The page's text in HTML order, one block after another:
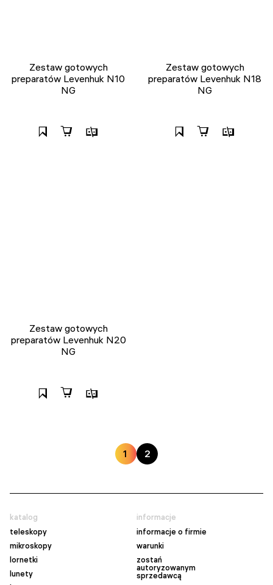
Zestaw gotowych
preparatów Levenhuk N10
NG
Zestaw gotowych
preparatów Levenhuk N18
NG
Zestaw gotowych
preparatów Levenhuk N20
NG
1 2
katalog
teleskopy
mikroskopy
lornetki
lunety
informacje
informacje o firmie
warunki
zostań
autoryzowanym
sprzedawcą